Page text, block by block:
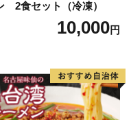
体共通)
の電話番号下４桁が
2食セット（冷凍）
10,000円